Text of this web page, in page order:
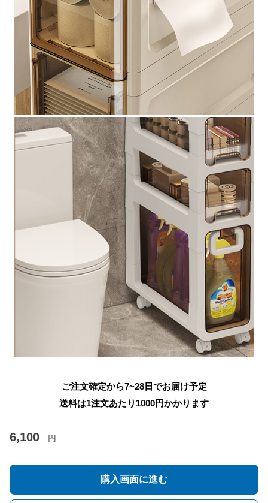
ご注文確定から7~28日でお届け予定
送料は1注文あたり 1000円かかります
6,100 円
購入画面に進む